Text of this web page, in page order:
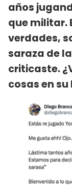
años
que militar.
verdades,
saraza de
criticaste.
cosas en